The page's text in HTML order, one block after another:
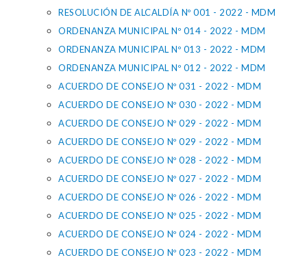
RESOLUCIÓN DE ALCALDÍA Nº 001 - 2022 - MDM
ORDENANZA MUNICIPAL Nº 014 - 2022 - MDM
ORDENANZA MUNICIPAL Nº 013 - 2022 - MDM
ORDENANZA MUNICIPAL Nº 012 - 2022 - MDM
ACUERDO DE CONSEJO Nº 031 - 2022 - MDM
ACUERDO DE CONSEJO Nº 030 - 2022 - MDM
ACUERDO DE CONSEJO Nº 029 - 2022 - MDM
ACUERDO DE CONSEJO Nº 029 - 2022 - MDM
ACUERDO DE CONSEJO Nº 028 - 2022 - MDM
ACUERDO DE CONSEJO Nº 027 - 2022 - MDM
ACUERDO DE CONSEJO Nº 026 - 2022 - MDM
ACUERDO DE CONSEJO Nº 025 - 2022 - MDM
ACUERDO DE CONSEJO Nº 024 - 2022 - MDM
ACUERDO DE CONSEJO Nº 023 - 2022 - MDM